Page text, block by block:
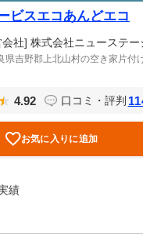
ビスエコあんどエコ
会社] 株式会社ニューステー
県吉野郡上北山村の空き家片付け
4.92 口コミ・評判
お気に入りに追加
績